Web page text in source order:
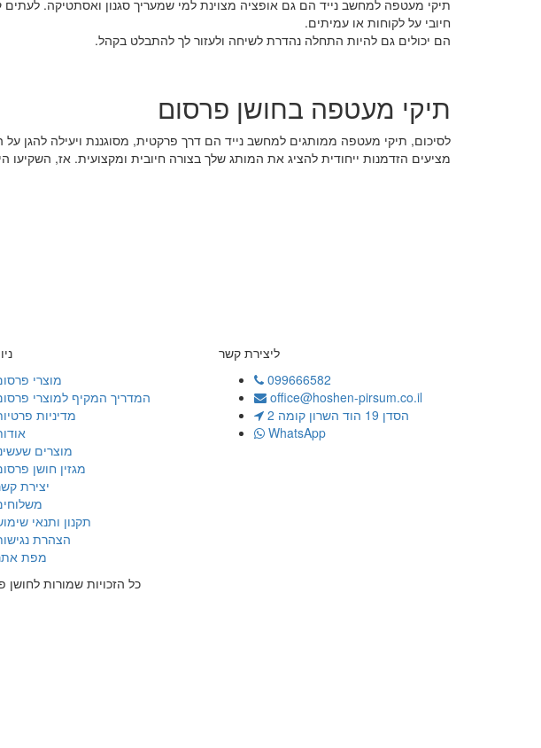
תיקי מעטפה למחשב נייד הם גם אופציה מצוינת למי שמעריך סגנון ואסתטיקה.
חיובי על לקוחות או עמיתים.
הם יכולים גם להיות התחלה נהדרת לשיחה ולעזור לך להתבלט בקהל.
תיקי מעטפה בחושן פרסום
לסיכום, תיקי מעטפה ממותגים למחשב נייד הם דרך פרקטית, מסוגננת ויעילה
מציעים הזדמנות ייחודית להציג את המותג שלך בצורה חיובית ומקצועית. אז,
ליצירת קשר
099666582
office@hoshen-pirsum.co.il
הסדן 19 הוד השרון קומה 2
WhatsApp
מוצרי
המדריך המקיף למוצרי
מדיניות
מוצרים
מגזין חושן
יצירת
תקנון ותנאי
הצהרת
מפת
© כל הזכויות שמורות לחושן